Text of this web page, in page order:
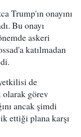
Trump'ın onayını
Bu onayı
askeri
katılmadan
de
olarak görev
ancak şimdi
ettiği plana karşı